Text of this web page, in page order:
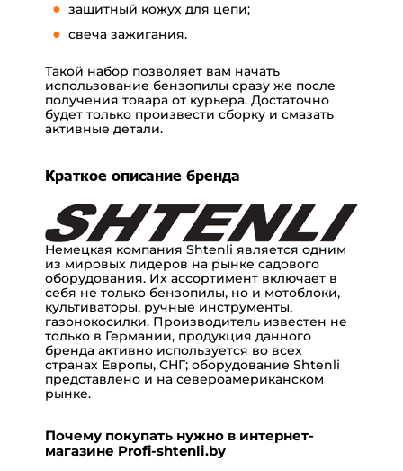
защитный кожух для цепи;
свеча зажигания.
Такой набор позволяет вам начать
использование бензопилы сразу же после
получения товара от курьера. Достаточно
будет только произвести сборку и смазать
активные детали.
Краткое описание бренда
Немецкая компания Shtenli является одним
из мировых лидеров на рынке садового
оборудования. Их ассортимент включает в
себя не только бензопилы, но и мотоблоки,
культиваторы, ручные инструменты,
газонокосилки. Производитель известен не
только в Германии, продукция данного
бренда активно используется во всех
странах Европы, СНГ; оборудование Shtenli
представлено и на североамериканском
рынке.
Почему покупать нужно в интернет-
магазине Profi-shtenli.by